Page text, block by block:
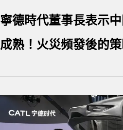
寧德時代董事長表示
成熟！火災頻發後的